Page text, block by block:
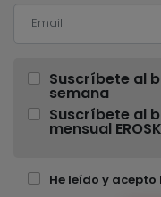
Suscríbete al
semana
Suscríbete al
mensual
He leído y acepto